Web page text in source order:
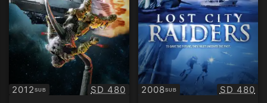
2012SUB
Субтитри Качество:
SD 480 2008SUB
Субтитри SD 480